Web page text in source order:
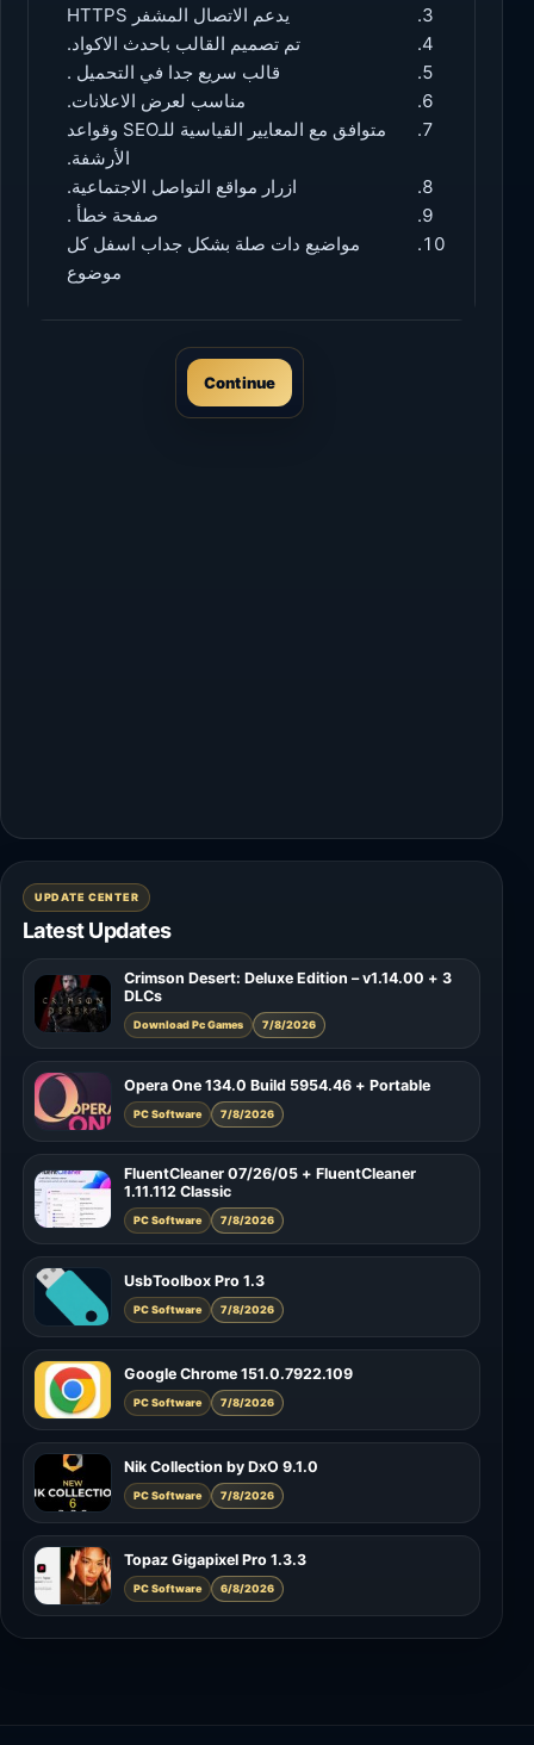
يدعم الاتصال المشفر HTTPS
تم تصميم القالب باحدث الاكواد.
قالب سريع جدا في التحميل .
مناسب لعرض الاعلانات.
متوافق مع المعايير القياسية للـSEO وقواعد
الأرشفة.
ازرار مواقع التواصل الاجتماعية.
صفحة خطأ .
مواضيع دات صلة بشكل جداب اسفل كل
موضوع
Continue
UPDATE CENTER
Latest Updates
Crimson Desert: Deluxe Edition – v1.14.00 + 3
DLCs
Download Pc Games 7/8/2026
Opera One 134.0 Build 5954.46 + Portable
PC Software 7/8/2026
FluentCleaner 07/26/05 + FluentCleaner
1.11.112 Classic
PC Software 7/8/2026
UsbToolbox Pro 1.3
PC Software 7/8/2026
Google Chrome 151.0.7922.109
PC Software 7/8/2026
Nik Collection by DxO 9.1.0
PC Software 7/8/2026
Topaz Gigapixel Pro 1.3.3
PC Software 6/8/2026